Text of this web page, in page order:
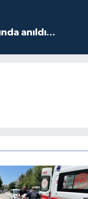
anıldı...